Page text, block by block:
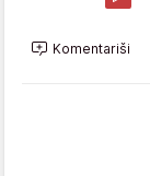
Komentariši